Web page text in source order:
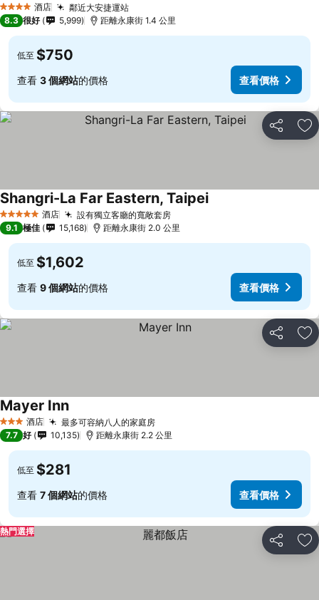
4 星級 酒店 鄰近大安捷運站
8.3 很好 5,999 距離永康街 1.4 公里
低至 $750
查看 3 個網站的價格 查看價格
分享 放
5 星級 酒店 設有獨立客廳的寬敞套房
Shangri-La Far Eastern, Taipei
9.1 極佳 15,168 距離永康街 2.0 公里
低至 $1,602
查看 9 個網站的價格 查看價格
分享 放
3 星級 酒店 最多可容納八人的家庭房
Mayer Inn
7.7 好 10,135 距離永康街 2.2 公里
低至 $281
查看 7 個網站的價格 查看價格
分享 放
熱門選擇